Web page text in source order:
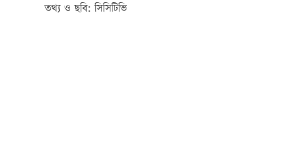
তথ্য ও ছবি: সিসিটিভি